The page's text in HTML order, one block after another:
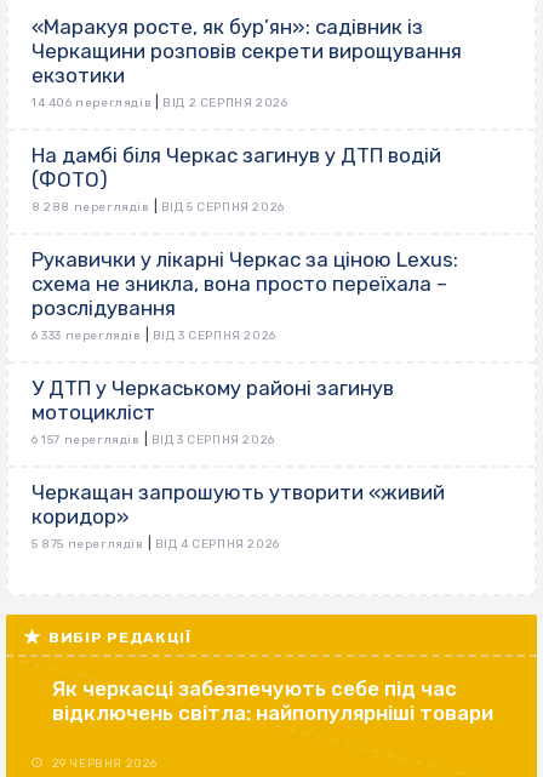
«Маракуя росте, як бур’ян»: садівник із
Черкащини розповів секрети вирощування
екзотики
14 406 переглядів ВІД 2 СЕРПНЯ 2026
На дамбі біля Черкас загинув у ДТП водій
(ФОТО)
8 288 переглядів ВІД 5 СЕРПНЯ 2026
Рукавички у лікарні Черкас за ціною Lexus:
схема не зникла, вона просто переїхала –
розслідування
6 333 переглядів ВІД 3 СЕРПНЯ 2026
У ДТП у Черкаському районі загинув
мотоцикліст
6 157 переглядів ВІД 3 СЕРПНЯ 2026
Черкащан запрошують утворити «живий
коридор»
5 875 переглядів ВІД 4 СЕРПНЯ 2026
ВИБІР РЕДАКЦІЇ
Як черкасці забезпечують себе під час
відключень світла: найпопулярніші товари
29 ЧЕРВНЯ 2026